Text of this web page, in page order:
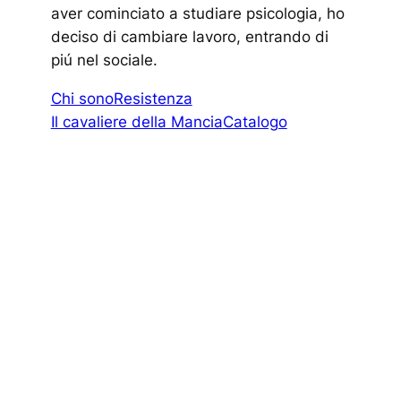
aver cominciato a studiare psicologia, ho
deciso di cambiare lavoro, entrando di
piú nel sociale.
Chi sonoResistenza
Il cavaliere della ManciaCatalogo